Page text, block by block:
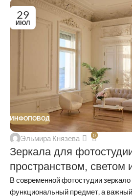
29
ИЮЛ
ИНФОПОВОД
Эльмира Князева 0
Зеркала для
пространством, светом
В современной фотостудии
функциональный предмет, а